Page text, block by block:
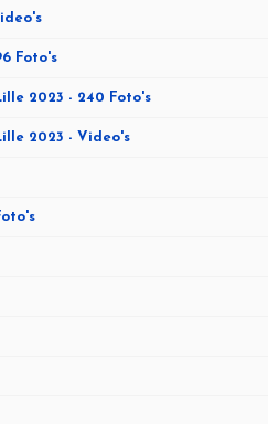
Foto's
2023 - 240 Foto's
2023 - Video's